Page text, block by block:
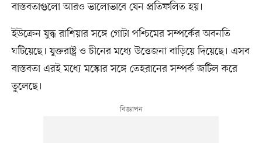
বাস্তবতাগুলো আরও ভালোভাবে যেন প্রতিফলিত হয়।
ইউক্রেন যুদ্ধ রাশিয়ার সঙ্গে গোটা পশ্চিমের সম্পর্কের অবনতি
ঘটিয়েছে। যুক্তরাষ্ট্র ও চীনের মধ্যে উত্তেজনা বাড়িয়ে দিয়েছে। এসব
বাস্তবতা এরই মধ্যে মস্কোর সঙ্গে তেহরানের সম্পর্ক জটিল করে
তুলেছে।